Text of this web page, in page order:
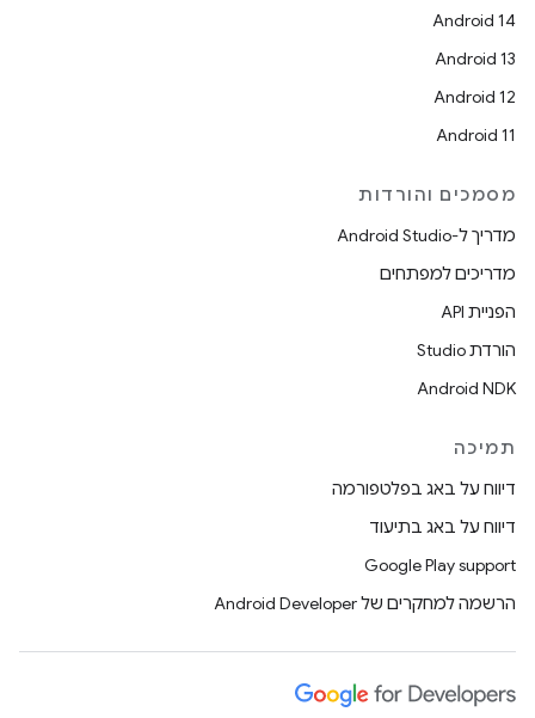
Android 14
Android 13
Android 12
Android 11
מסמכים והורדות
מדריך ל-Android Studio
מדריכים למפתחים
הפניית API
הורדת Studio
Android NDK
תמיכה
דיווח על באג בפלטפורמה
דיווח על באג בתיעוד
Google Play support
הרשמה למחקרים של Android Developer